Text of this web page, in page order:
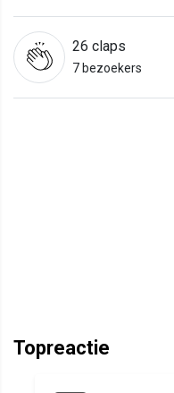
26 claps
7 bezoekers
Topreactie